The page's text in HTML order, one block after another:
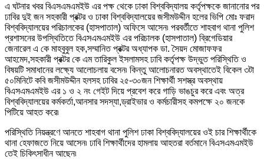
এ ঘটনার খবর বিএসএমএমইউ এর পক্ষ থেকে ঢাকা বিশ্ববিদ্যালয় কর্তৃপক্ষকে জানানোর পর
ঢাবির দুই জন সহকারী প্রক্টর ও ঢাকা বিশ্ববিদ্যালয়ের জসীমউদ্দীন হলের ভিপি মোঃ ফরাদ
বিশ্ববিদ্যালয়ের পরিচালকের (হাসপাতাল) অফিসে আসেন৷ পরবর্তীতে শাহবাগ থানা পুলিশ
প্রশাসনের উপস্থিতিতে বিএসএমএমইউ এর পরিচালক (হাসপাতাল) ব্রিগেডিয়ার
জেনারেল এ কে মাহবুবুল হক,সম্মানিত প্রক্টর অধ্যাপক ডা. সৈয়দ মোজাফফর
আহমেদ,সহকারী প্রক্টর কে এম তারিকুল ইসলামসহ ঢাবি কর্তৃপক্ষ উদ্ভুত পরিস্থিতি ও
বিষয়টি সমাধানের লক্ষ্যে আলোচলায় বসেন৷ কিন্তু আলোচনারত অবস্থাতেই বিকেল ৩টা
৫০মিনিটে কবি জসীমউদ্দীন হলসহ ঢাবির ২৫-৩০জন শিক্ষার্থী সশস্ত্র অবস্থায়
বিএসএমএমইউ এর ১ ও ২ নং গেইট দিয়ে প্রবেশ করে গাড়ি ভাঙচুর করে এবং অত্র
বিশ্ববিদ্যালয়ের কর্মকর্তা,আনসার সদস্যা,ড্রাইভার ও কর্মচারীসহ কমপক্ষে ২০ জনকে
পিটিয়ে আহত করে৷
পরিস্থিতি নিয়ন্ত্রণে আনতে শাহবাগ থানা পুলিশ ঢাকা বিশ্ববিদ্যালয়ের ওই চার শিক্ষার্থীকে
থানা হেফাজতে নিয়ে আসেন৷ ঢাবি শিক্ষার্থীদের হামলায় আহতরা বর্তমানে বিএসএমএমইউ
তেই চিকিৎসাধীন আছেন৷